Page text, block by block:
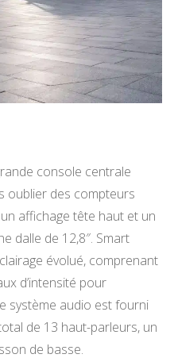
console centrale
oublier des compteurs
affichage tête haut et un
dalle de 12,8″. Smart
évolué, comprenant
d’intensité pour
système audio est fourni
de 13 haut-parleurs, un
de basse.